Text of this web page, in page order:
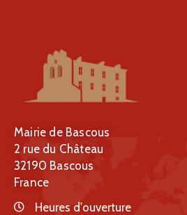
Mairie de Bascous
2 rue du Château
32190 Bascous
France
Heures d'ouverture